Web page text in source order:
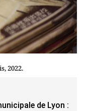
2022.
de Lyon :